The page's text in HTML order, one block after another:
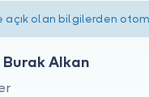
açık olan bilgilerden
Burak Alkan